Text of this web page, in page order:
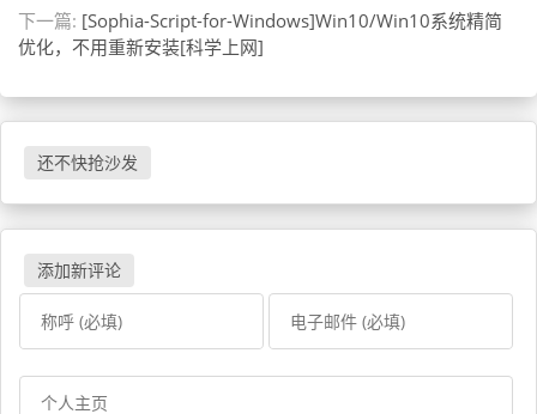
下一篇: [Sophia-Script-for-Windows]Win10/Win10系统精简
优化，不用重新安装[科学上网]
还不快抢沙发
添加新评论